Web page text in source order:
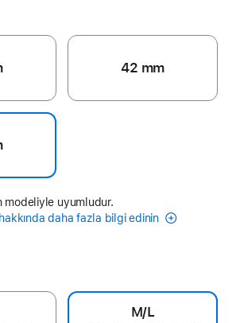
42 mm
modeliyle uyumludur.
daha fazla bilgi edinin
M/L